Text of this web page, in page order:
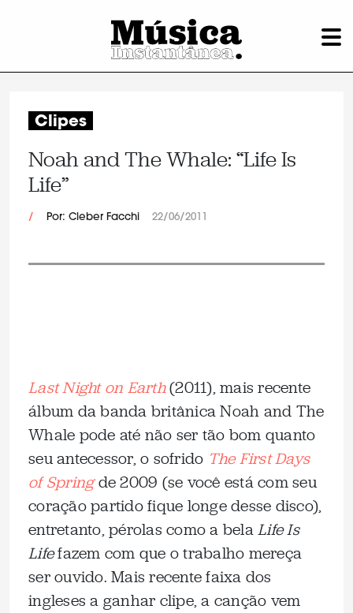
Clipes
Noah and The Whale: “Life Is
Life”
/ Por: Cleber Facchi 22/06/2011
Last Night on Earth(2011), mais recente
álbum da banda britânica Noah and The
Whale pode até não ser tão bom quanto
seu antecessor, o sofrido The First Days
of Springde 2009 (se você está com seu
coração partido fique longe desse disco),
entretanto, pérolas como a belaLife Is
Lifefazem com que o trabalho mereça
ser ouvido. Mais recente faixa dos
ingleses a ganhar clipe, a canção vem